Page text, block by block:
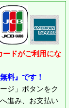
ドがご利用にな
料』です！
ジ」ボタンをク
進み、お支払い